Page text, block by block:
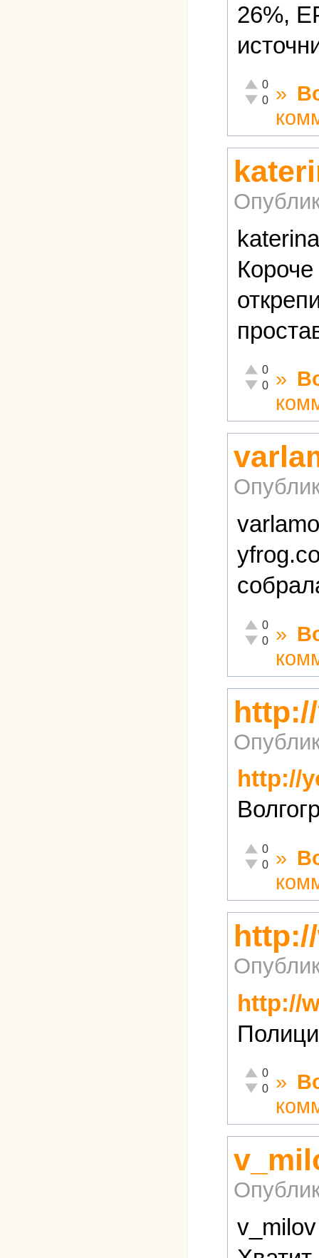
26%,
Отлично!
0
Неадекватно!
0 »
Отлично!
0
Неадекватно!
0 »
Отлично!
0
Неадекватно!
0 »
http://
Отлично!
0
Неадекватно!
0 »
http://
Отлично!
0
Неадекватно!
0 »